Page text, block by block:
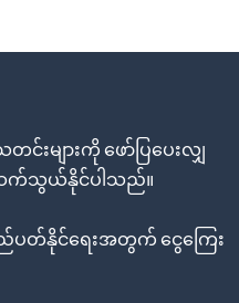
များကို ဖော်ပြပေးလျှ
က်သွယ်နိုင်ပါသည်။
ပတ်နိုင်ရေးအတွက် ငွေကြေး